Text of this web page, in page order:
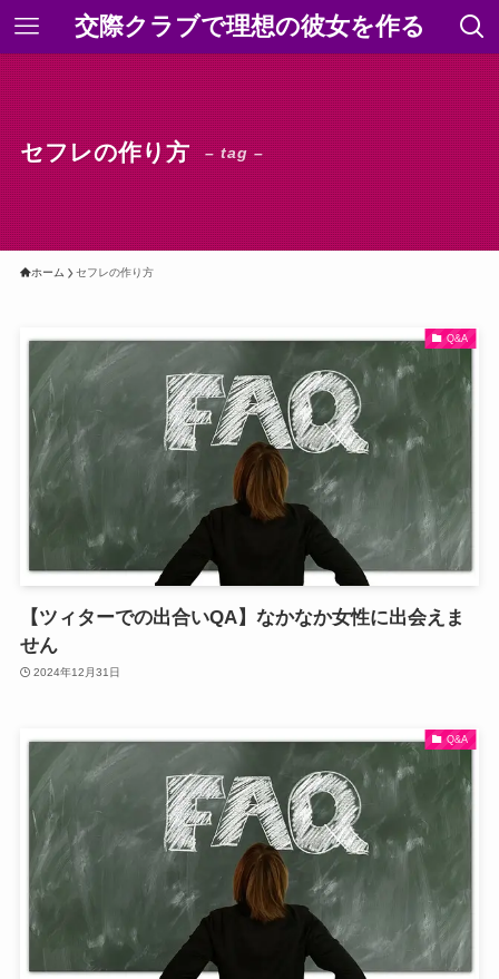
交際クラブで理想の彼女を作る
セフレの作り方 – tag –
ホーム セフレの作り方
Q&A
【ツィターでの出合いQA】なかなか女性に出会えま
せん
2024年12月31日
Q&A